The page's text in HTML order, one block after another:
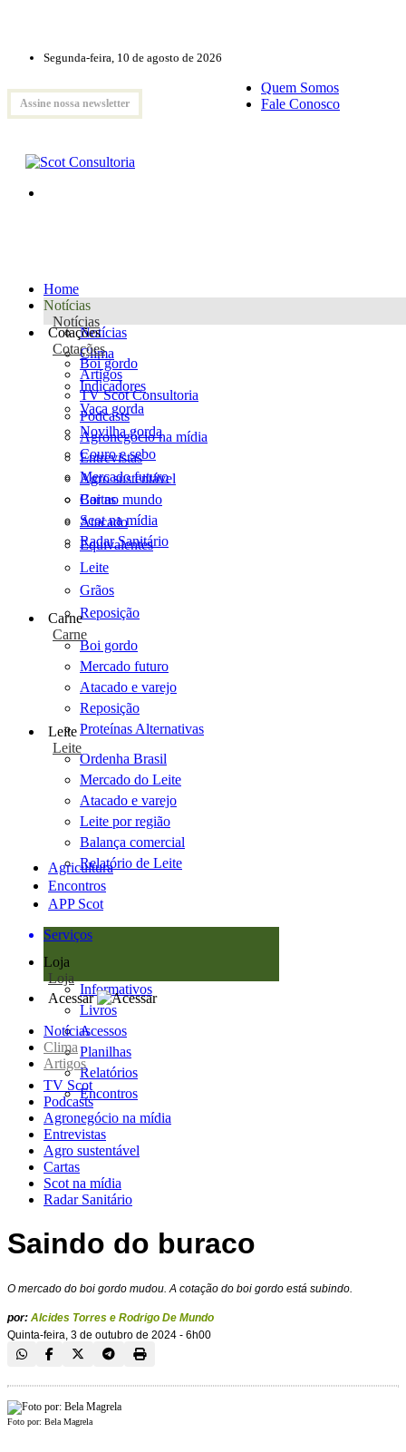
Segunda-feira, 10 de agosto de 2026
Assine nossa newsletter
Quem Somos
Fale Conosco
Home
Notícias
Notícias
Notícias
Clima
Artigos
TV Scot Consultoria
Podcasts
Agronegócio na mídia
Entrevistas
Agro sustentável
Cartas
Scot na mídia
Radar Sanitário
Cotações
Cotações
Boi gordo
Indicadores
Vaca gorda
Novilha gorda
Couro e sebo
Mercado futuro
Boi no mundo
Atacado
Equivalentes
Leite
Grãos
Reposição
Carne
Carne
Boi gordo
Mercado futuro
Atacado e varejo
Reposição
Proteínas Alternativas
Leite
Leite
Ordenha Brasil
Mercado do Leite
Atacado e varejo
Leite por região
Balança comercial
Relatório de Leite
Agricultura
Encontros
APP Scot
Serviços
Loja
Loja
Informativos
Livros
Acessos
Planilhas
Relatórios
Encontros
Acessar
Notícias
Clima
Artigos
TV Scot
Podcasts
Agronegócio na mídia
Entrevistas
Agro sustentável
Cartas
Scot na mídia
Radar Sanitário
Saindo do buraco
O mercado do boi gordo mudou. A cotação do boi gordo está subindo.
por: Alcides Torres e Rodrigo De Mundo
Quinta-feira, 3 de outubro de 2024 - 6h00
Foto por: Bela Magrela